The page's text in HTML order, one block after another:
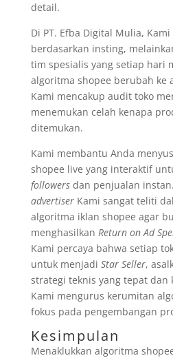
detail.
Di PT. Efba Digital Mulia,
berdasarkan insting,
tim spesialis yang setiap hari
algoritma shopee berubah ke
Kami mencakup audit toko
menemukan celah kenapa
ditemukan.
Kami membantu Anda
shopee live yang interaktif
followersdan penjualan
advertiserKami sangat teliti
algoritma iklan shopee agar
menghasilkan Return on Ad
Kami percaya bahwa setiap
untuk menjadi Star Seller,
strategi teknis yang tepat dan
Kami mengurus kerumitan
fokus pada pengembangan
Kesimpulan
Menaklukkan algoritma